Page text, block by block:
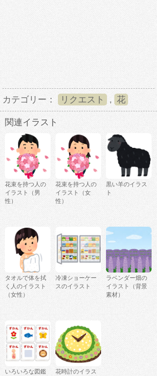
カテゴリー： リクエスト , 花
関連イラスト
花束を持つ人の
イラスト（男
性）
花束を持つ人の
イラスト（女
性）
黒い羊のイラス
ト
タオルで体を拭
く人のイラスト
（女性）
冷凍ショーケー
スのイラスト
ラベンダー畑の
イラスト（背景
素材）
いろいろな図鑑
花時計のイラス